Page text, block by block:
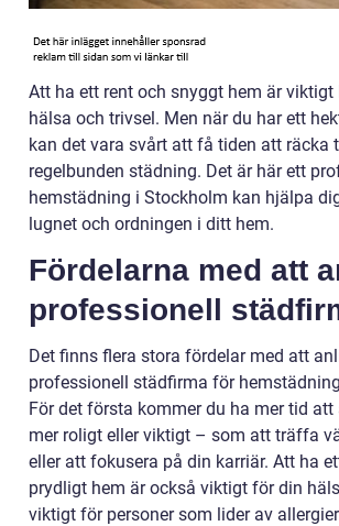
Att ha ett rent och snyggt hem är viktigt
hälsa och trivsel. Men när du har ett
kan det vara svårt att få tiden att räcka
regelbunden städning. Det är här ett
hemstädning i Stockholm kan hjälpa
lugnet och ordningen i ditt hem.
Fördelarna med att
professionell
Det finns flera stora fördelar med att
professionell städfirma för
För det första kommer du ha mer tid att
mer roligt eller viktigt – som att träffa
eller att fokusera på din karriär. Att ha
prydligt hem är också viktigt för din
viktigt för personer som lider av